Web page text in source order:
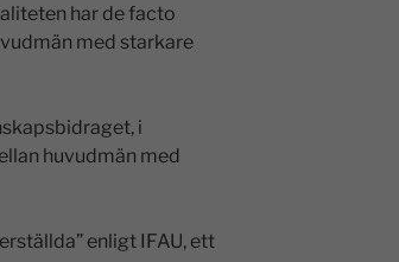
har de facto
med starkare
i
huvudmän med
enligt IFAU, ett